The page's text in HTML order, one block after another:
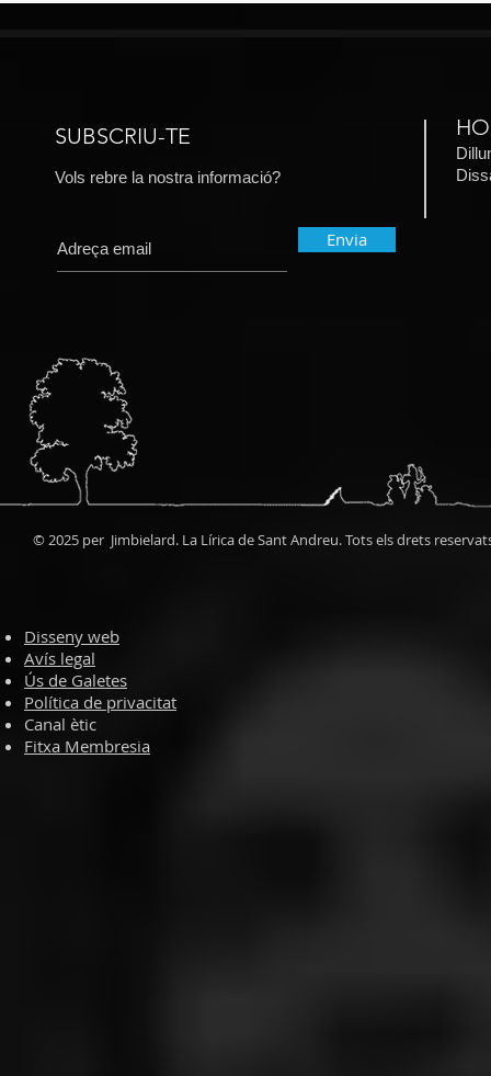
Vols rebre la nostra informació?
SUBSCRIU-TE
Envia
© 2025 per Jimbielard. La Lírica de Sant Andreu. Tots els drets
Disseny web
Avís legal
Ús de Galetes
Política de privacitat
Canal ètic
Fitxa Membresia